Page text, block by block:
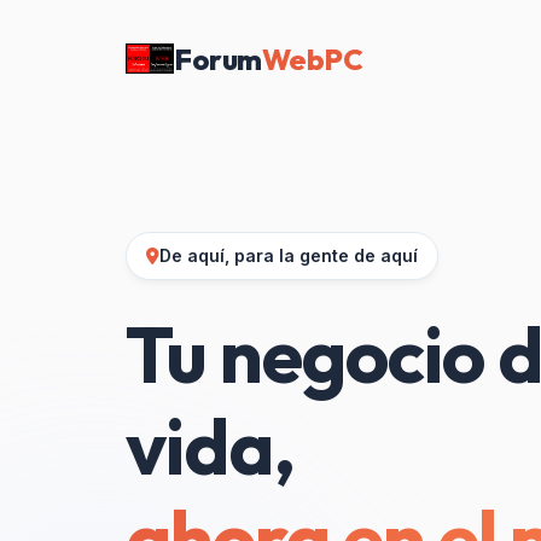
ForumWebPC
De aquí, para la gente de aquí
Tu negocio
vida,